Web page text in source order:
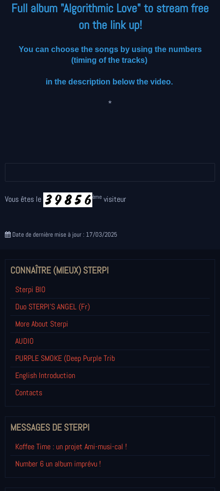
Full album "Algorithmic Love" to stream free
on the link up!
You can choose the songs by using the numbers
(timing of the tracks)
in the description below the video.
*
Vous êtes le ème visiteur
Date de dernière mise à jour : 17/03/2025
CONNAÎTRE (MIEUX) STERPI
Sterpi BIO
Duo STERPI'S ANGEL (Fr)
More About Sterpi
AUDIO
PURPLE SMOKE (Deep Purple Trib
English Introduction
Contacts
MESSAGES DE STERPI
Koffee Time : un projet Ami-musi-cal !
Number 6 un album imprévu !